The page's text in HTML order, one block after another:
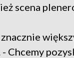
scena
Chcemy